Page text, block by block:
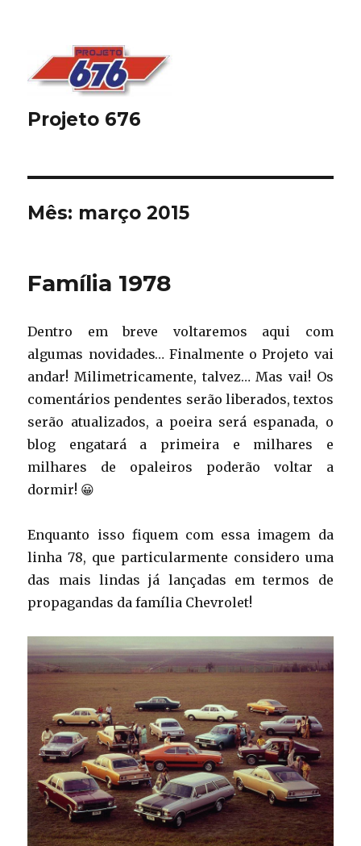
Projeto 676
Mês: março 2015
Família 1978
Dentro em breve voltaremos aqui com
algumas novidades… Finalmente o Projeto vai
andar! Milimetricamente, talvez… Mas vai! Os
comentários pendentes serão liberados, textos
serão atualizados, a poeira será espanada, o
blog engatará a primeira e milhares e
milhares de opaleiros poderão voltar a
dormir! 😀
Enquanto isso fiquem com essa imagem da
linha 78, que particularmente considero uma
das mais lindas já lançadas em termos de
propagandas da família Chevrolet!